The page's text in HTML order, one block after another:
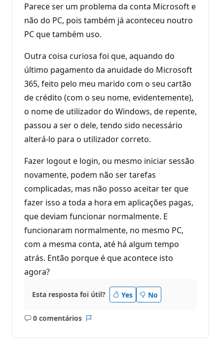
Parece ser um problema da conta Microsoft e
não do PC, pois também já aconteceu noutro
PC que também uso.
Outra coisa curiosa foi que, aquando do
último pagamento da anuidade do Microsoft
365, feito pelo meu marido com o seu cartão
de crédito (com o seu nome, evidentemente),
o nome de utilizador do Windows, de repente,
passou a ser o dele, tendo sido necessário
alterá-lo para o utilizador correto.
Fazer logout e login, ou mesmo iniciar sessão
novamente, podem não ser tarefas
complicadas, mas não posso aceitar ter que
fazer isso a toda a hora em aplicações pagas,
que deviam funcionar normalmente. E
funcionaram normalmente, no mesmo PC,
com a mesma conta, até há algum tempo
atrás. Então porque é que acontece isto
agora?
Esta resposta foi útil? Yes No
0 comentários
Sem
Relatório